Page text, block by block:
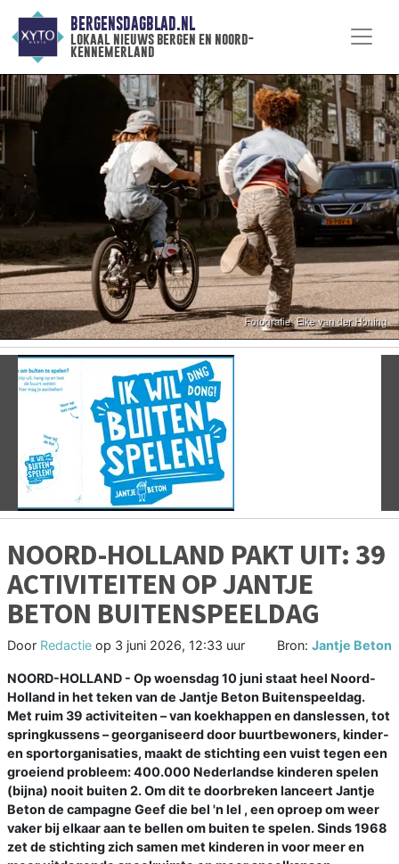
BERGENSDAGBLAD.NL
lokaal nieuws bergen en noord-
kennemerland
Vorige
NOORD-HOLLAND PAKT UIT: 39
ACTIVITEITEN OP JANTJE
BETON BUITENSPEELDAG
Door Redactie op 3 juni 2026, 12:33 uur Bron: Jantje Beton
NOORD-HOLLAND - Op woensdag 10 juni staat heel Noord-
Holland in het teken van de Jantje Beton Buitenspeeldag.
Met ruim 39 activiteiten – van koekhappen en danslessen, tot
springkussens – georganiseerd door buurtbewoners, kinder-
en sportorganisaties, maakt de stichting een vuist tegen een
groeiend probleem: 400.000 Nederlandse kinderen spelen
(bijna) nooit buiten 2. Om dit te doorbreken lanceert Jantje
Beton de campagne Geef die bel 'n lel , een oproep om weer
vaker bij elkaar aan te bellen om buiten te spelen. Sinds 1968
zet de stichting zich samen met kinderen in voor meer en